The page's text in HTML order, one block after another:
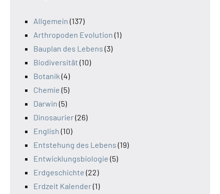
Allgemein (137)
Arthropoden Evolution (1)
Bauplan des Lebens (3)
Biodiversität (10)
Botanik (4)
Chemie (5)
Darwin (5)
Dinosaurier(26)
English (10)
Entstehung des Lebens (19)
Entwicklungsbiologie (5)
Erdgeschichte (22)
Erdzeit Kalender(1)